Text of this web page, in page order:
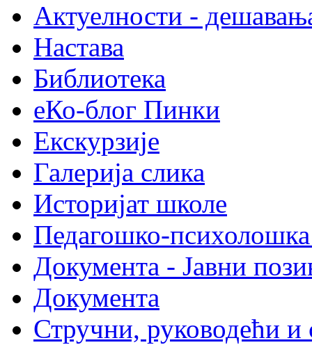
Актуелности -
Настава
Библиотека
еКо-блог Пинки
Екскурзије
Галерија слика
Историјат школе
Педагошко-психолошка
Документа - Јавни
Документа
Стручни, руководећи и